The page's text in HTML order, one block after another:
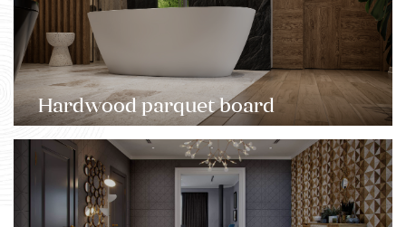
Hardwood parquet board